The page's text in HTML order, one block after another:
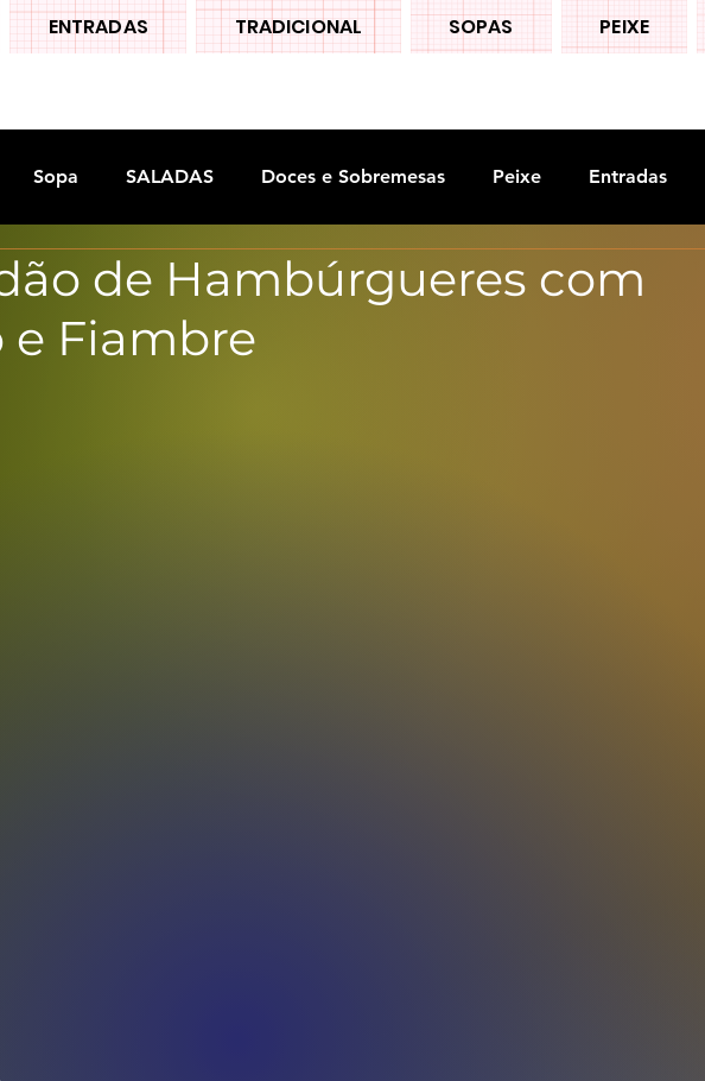
ENTRADAS TRADICIONAL SOPAS PEIXE
Sopa SALADAS Doces e Sobremesas Peixe Entradas
Legumes
de Hambúrgueres com
e Fiambre